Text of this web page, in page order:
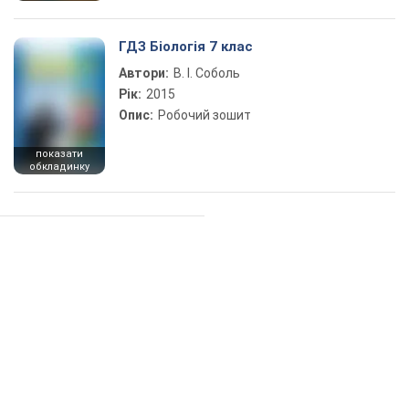
показати
обкладинку
ГДЗ Біологія 7 клас
Автори: В. І. Соболь
Рік: 2015
Опис: Робочий зошит